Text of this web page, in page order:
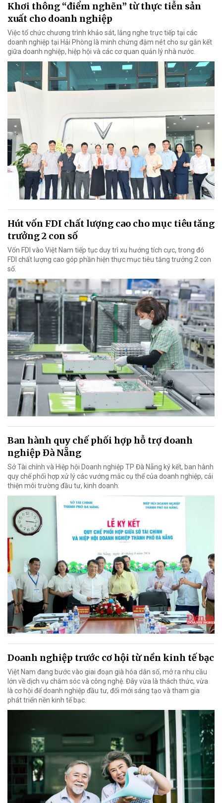
Khơi thông “điểm nghẽn” từ thực tiễn sản
xuất cho doanh nghiệp
Việc tổ chức chương trình khảo sát, lắng nghe trực tiếp tại các
doanh nghiệp tại Hải Phòng là minh chứng đậm nét cho sự gắn kết
giữa doanh nghiệp, hiệp hội và các cơ quan quản lý nhà nước.
Hút vốn FDI chất lượng cao cho mục tiêu tăng
trưởng 2 con số
Vốn FDI vào Việt Nam tiếp tục duy trì xu hướng tích cực, trong đó
FDI chất lượng cao góp phần hiện thực mục tiêu tăng trưởng 2 con
số.
Ban hành quy chế phối hợp hỗ trợ doanh
nghiệp Đà Nẵng
Sở Tài chính và Hiệp hội Doanh nghiệp TP Đà Nẵng ký kết, ban hành
quy chế phối hợp xử lý các vướng mắc cụ thể của doanh nghiệp, cải
thiện môi trường đầu tư, kinh doanh.
Doanh nghiệp trước cơ hội từ nền kinh tế bạc
Việt Nam đang bước vào giai đoạn già hóa dân số, mở ra nhu cầu
lớn về dịch vụ chăm sóc và công nghệ. Đây vừa là thách thức, vừa
là cơ hội để doanh nghiệp đầu tư, đổi mới sáng tạo và tham gia
phát triển nền kinh tế bạc.